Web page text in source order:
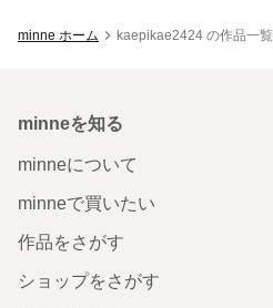
minne ホーム kaepikae2424 の作品一覧
minneを知る
minneについて
minneで買いたい
作品をさがす
ショップをさがす